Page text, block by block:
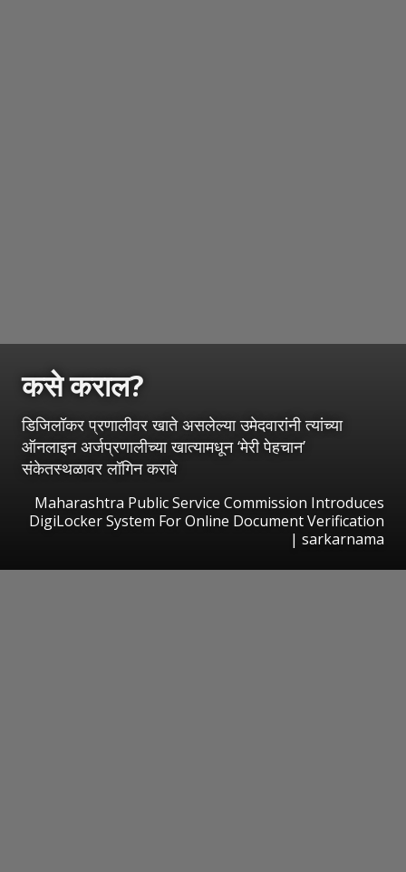
कसे कराल?
डिजिलॉकर प्रणालीवर खाते असलेल्या उमेदवारांनी त्यांच्या
ऑनलाइन अर्जप्रणालीच्या खात्यामधून ‘मेरी पेहचान’
संकेतस्थ‌ळावर लॉगिन करावे
Maharashtra Public Service Commission Introduces
DigiLocker System For Online Document Verification
| sarkarnama